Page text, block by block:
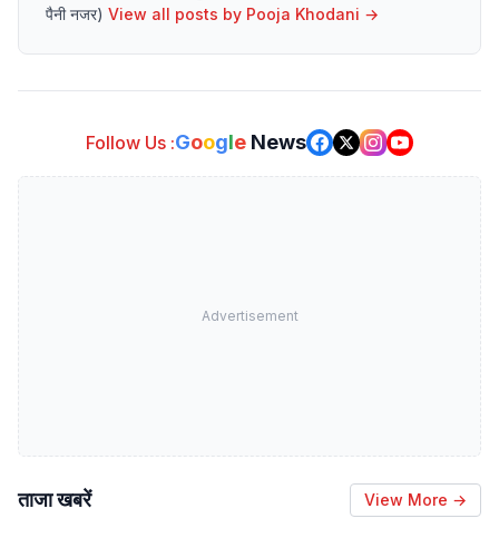
पैनी नजर) View all posts by Pooja Khodani →
Follow Us :Google News
Advertisement
ताजा खबरें View More →